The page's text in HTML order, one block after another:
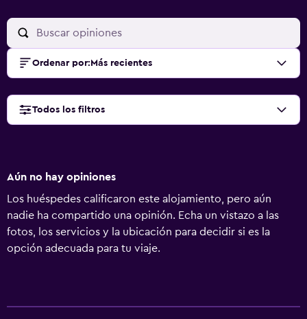
Ordenar por: Más recientes
Todos los filtros
Aún no hay opiniones
Los huéspedes calificaron este alojamiento, pero aún
nadie ha compartido una opinión. Echa un vistazo a las
fotos, los servicios y la ubicación para decidir si es la
opción adecuada para tu viaje.